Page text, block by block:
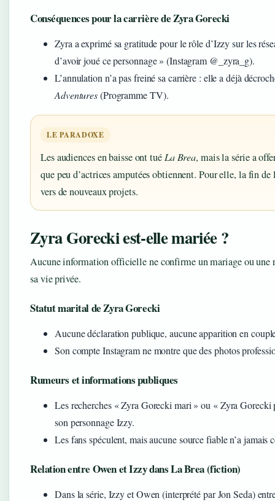
Conséquences pour la carrière de Zyra Gorecki
Zyra a exprimé sa gratitude pour le rôle d’Izzy sur les
d’avoir joué ce personnage » (Instagram @_zyra_g).
L’annulation n’a pas freiné sa carrière : elle a déjà
Adventures(Programme TV).
LE PARADOXE
Les audiences en baisse ont tué La Brea, mais la série a
que peu d’actrices amputées obtiennent. Pour elle, la fin de
vers de nouveaux projets.
Zyra Gorecki est-elle mariée ?
Aucune information officielle ne confirme un mariage ou une
sa vie privée.
Statut marital de Zyra Gorecki
Aucune déclaration publique, aucune apparition en
Son compte Instagram ne montre que des photos
Rumeurs et informations publiques
Les recherches « Zyra Gorecki mari » ou « Zyra
son personnage Izzy.
Les fans spéculent, mais aucune source fiable n’a jamais
Relation entre Owen et Izzy dans La Brea (fiction)
Dans la série, Izzy et Owen (interprété par Jon Seda)